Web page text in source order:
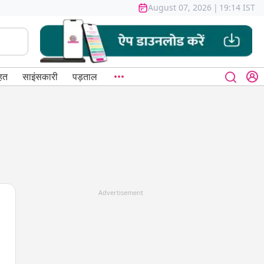
August 07, 2026 | 19:14 IST
साइंसकारी पड़ताल
Advertisement